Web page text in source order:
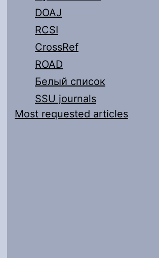
DOAJ
RCSI
CrossRef
ROAD
Белый список
SSU journals
Most requested articles